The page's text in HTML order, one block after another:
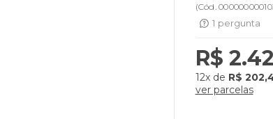
(Cód.
1 pergunta
R$
12xde R$
ver parcelas